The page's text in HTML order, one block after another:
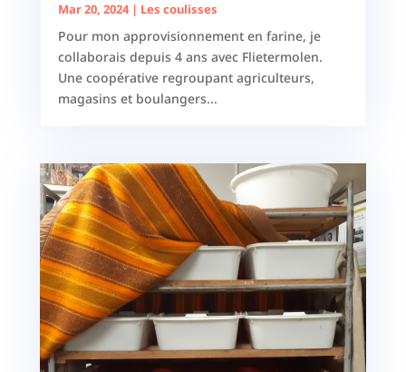
Mar 20, 2024| Les coulisses
Pour mon approvisionnement en farine, je
collaborais depuis 4 ans avec Flietermolen.
Une coopérative regroupant agriculteurs,
magasins et boulangers...